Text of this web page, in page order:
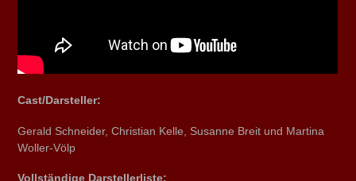
Cast/Darsteller:
Gerald Schneider, Christian Kelle, Susanne Breit und Martina
Woller-Völp
Vollständige Darstellerliste: